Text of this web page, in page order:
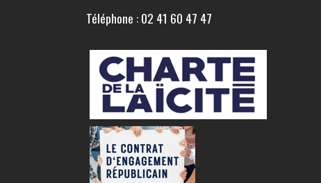
Téléphone : 02 41 60 47 47